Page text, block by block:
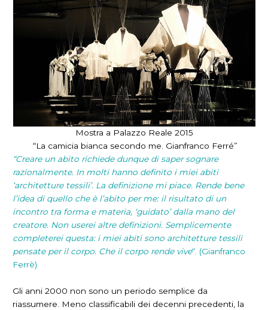
Mostra a Palazzo Reale 2015
“La camicia bianca secondo me. Gianfranco Ferré”
“Creare un abito richiede dunque di saper sognare
razionalmente. In molti hanno definito i miei abiti
‘architetture tessili’. La definizione mi piace. Rende bene
l’idea di quello che è l’abito per me: il risultato di un
incontro tra forma e materia, ‘guidato’ dalla mano del
creatore. Non userei altre definizioni. Semplicemente
completerei questa: i miei abiti sono architetture tessili
pensate per il corpo. Che il corpo rende vive“. (Gianfranco
Ferrè)
Gli anni 2000 non sono un periodo semplice da
riassumere. Meno classificabili dei decenni precedenti, la